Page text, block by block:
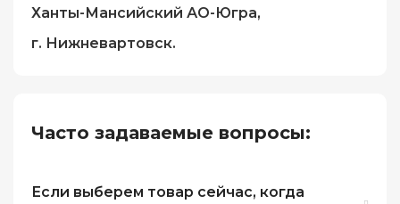
Ханты-Мансийский АО-Югра,
г. Нижневартовск.
Часто задаваемые вопросы:
Если выберем товар сейчас, когда